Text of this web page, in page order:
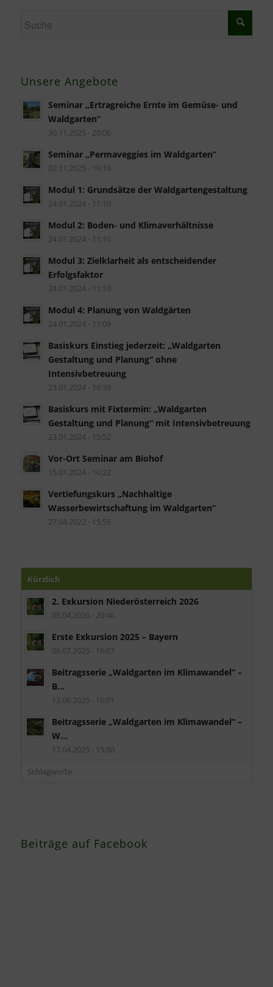
Unsere Angebote
Seminar „Ertragreiche Ernte im Gemüse- und
Waldgarten“
30.11.2025 - 20:06
Seminar „Permaveggies im Waldgarten“
02.11.2025 - 19:16
Modul 1: Grundsätze der Waldgartengestaltung
24.01.2024 - 11:10
Modul 2: Boden- und Klimaverhältnisse
24.01.2024 - 11:10
Modul 3: Zielklarheit als entscheidender
Erfolgsfaktor
24.01.2024 - 11:10
Modul 4: Planung von Waldgärten
24.01.2024 - 11:09
Basiskurs Einstieg jederzeit: „Waldgarten
Gestaltung und Planung“ ohne
Intensivbetreuung
23.01.2024 - 16:39
Basiskurs mit Fixtermin: „Waldgarten
Gestaltung und Planung“ mit Intensivbetreuung
23.01.2024 - 15:52
Vor-Ort Seminar am Biohof
15.01.2024 - 10:22
Vertiefungskurs „Nachhaltige
Wasserbewirtschaftung im Waldgarten“
27.04.2022 - 15:55
Kürzlich
2. Exkursion Niederösterreich 2026
05.04.2026 - 20:46
Erste Exkursion 2025 – Bayern
06.07.2025 - 16:07
Beitragsserie „Waldgarten im Klimawandel“ –
B...
13.06.2025 - 16:01
Beitragsserie „Waldgarten im Klimawandel“ –
W...
17.04.2025 - 15:50
Schlagworte
Beiträge auf Facebook